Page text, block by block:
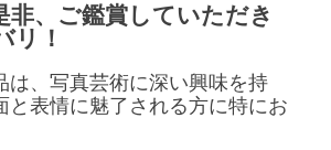
非、ご鑑賞していただき
リ！
は、写真芸術に深い興味を持
と表情に魅了される方に特にお